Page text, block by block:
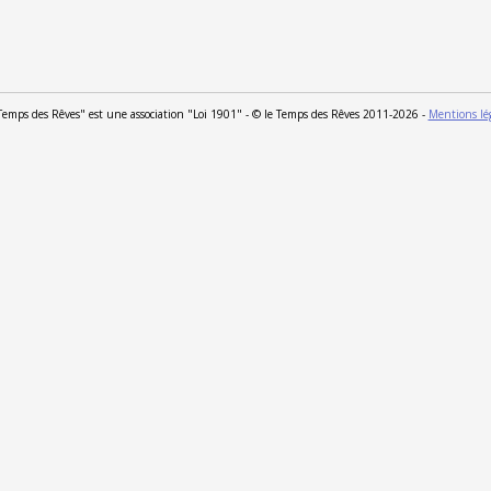
des Rêves" est une association "Loi 1901" - © le Temps des Rêves 2011-2026 - Mentions